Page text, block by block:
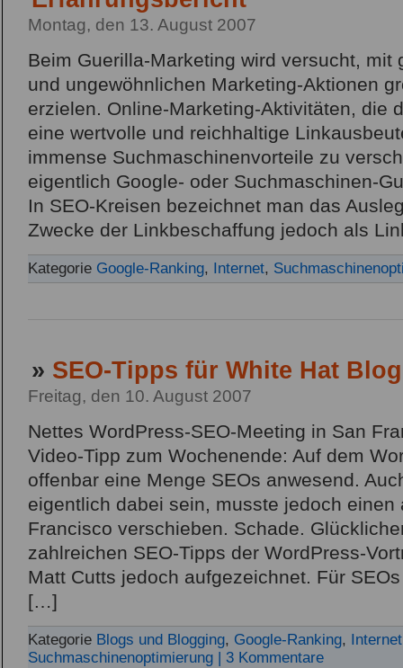
Montag, den 13. August 2007
Beim Guerilla-Marketing wird versucht, mit
und ungewöhnlichen Marketing-Aktionen
erzielen. Online-Marketing-Aktivitäten, die
eine wertvolle und reichhaltige
immense Suchmaschinenvorteile zu
eigentlich Google- oder Suchmaschinen-
In SEO-Kreisen bezeichnet man das
Zwecke der Linkbeschaffung jedoch als
Kategorie Google-Ranking, Internet,
» SEO-Tipps für White Hat
Freitag, den 10. August 2007
Nettes WordPress-SEO-Meeting in San
Video-Tipp zum Wochenende: Auf dem
offenbar eine Menge SEOs anwesend.
eigentlich dabei sein, musste jedoch einen
Francisco verschieben. Schade.
zahlreichen SEO-Tipps der WordPress-
Matt Cutts jedoch aufgezeichnet. Für
[…]
Kategorie Blogs und Blogging, Google-Ranking, Internet
Suchmaschinenoptimierung
| 3 Kommentare